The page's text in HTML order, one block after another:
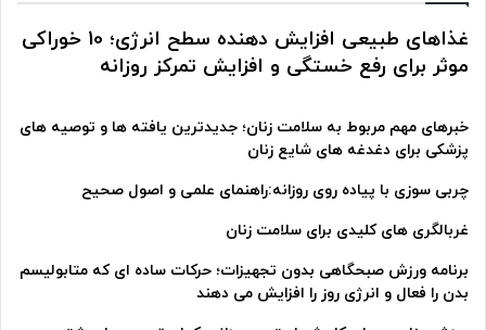
غذاهای طبیعی افزایش دهنده سطح انرژی؛ 10 خوراکی
موثر برای رفع خستگی و افزایش تمرکز روزانه
خبرهای مهم مربوط به سلامت زنان؛ جدیدترین یافته ها و توصیه های
پزشکی برای دغدغه های شایع زنان
چربی سوزی با پیاده روی روزانه:راهنمای علمی و اصول صحیح
غربالگری های کلیدی برای سلامت زنان
برنامه ورزش صبحگاهی بدون تجهیزات؛ حرکات ساده ای که متابولیسم
بدن را فعال و انرژی روز را افزایش می دهند